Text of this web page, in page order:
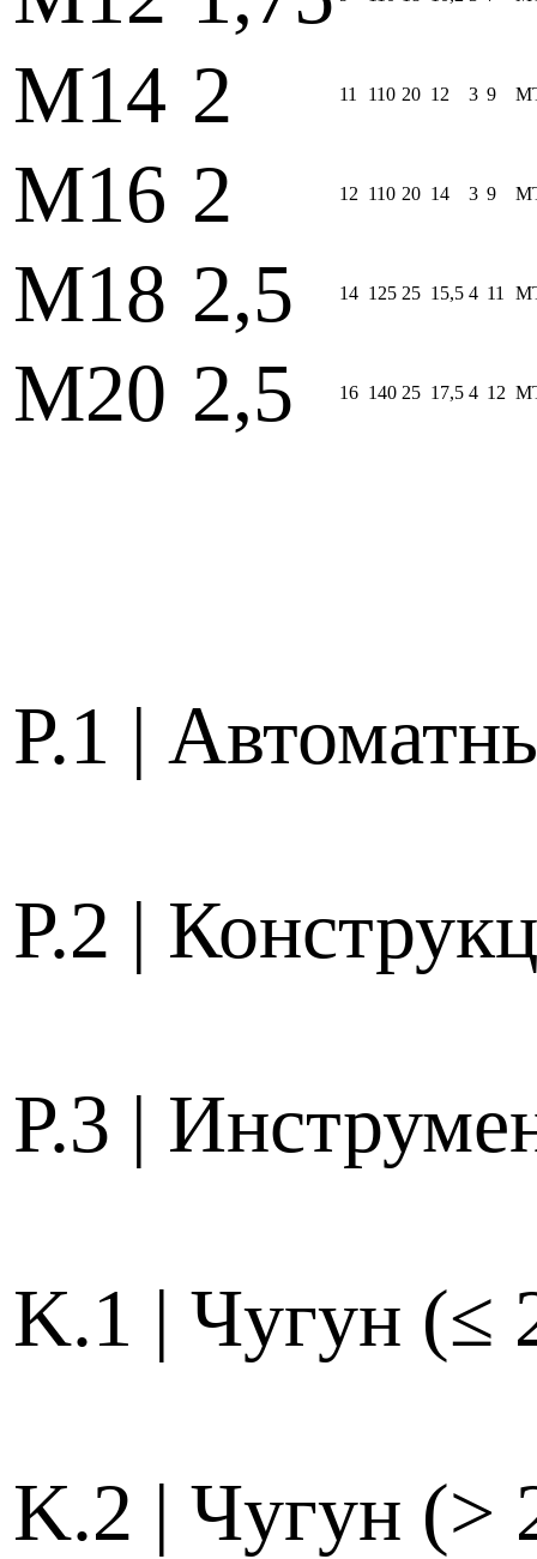
M14 2 11 110 20 12 3 9
M16 2 12 110 20 14 3 9
M18 2,5 14 125 25 15,5 4 11
M20 2,5 16 140 25 17,5 4 12
P.1 |
P.2 |
P.3 |
K.1 | Чугун (≤
K.2 | Чугун (>